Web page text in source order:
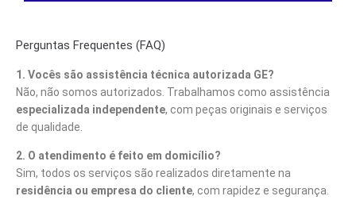
Perguntas Frequentes (FAQ)
1. Vocês são assistência técnica autorizada GE?
Não, não somos autorizados. Trabalhamos como assistência
especializada independente, com peças originais e serviços
de qualidade.
2. O atendimento é feito em domicílio?
Sim, todos os serviços são realizados diretamente na
residência ou empresa do cliente, com rapidez e segurança.